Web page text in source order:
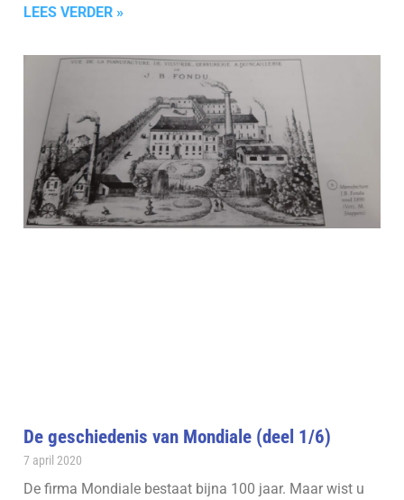
LEES VERDER »
De geschiedenis van Mondiale (deel 1/6)
7 april 2020
De firma Mondiale bestaat bijna 100 jaar. Maar wist u